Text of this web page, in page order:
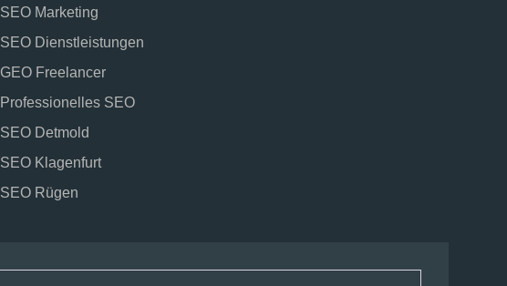
SEO Marketing
SEO Dienstleistungen
GEO Freelancer
Professionelles SEO
SEO Detmold
SEO Klagenfurt
SEO Rügen